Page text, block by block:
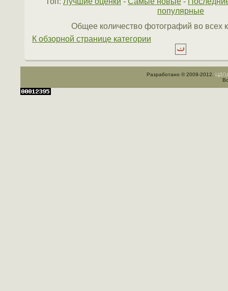
популярные
Общее количество фотографий во всех
К обзорной странице категории
Разработано © 2009-2012.